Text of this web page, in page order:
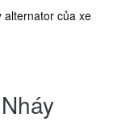
alternator của xe